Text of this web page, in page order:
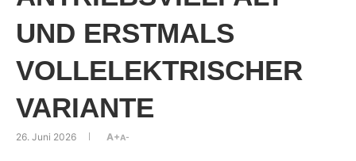
UND ERSTMALS
VOLLELEKTRISCHER
VARIANTE
26. Juni 2026 A+A-